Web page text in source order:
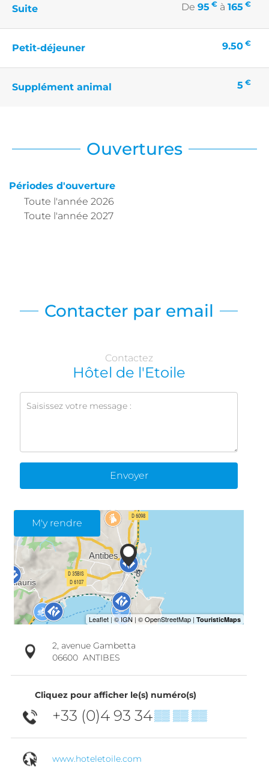
Suite De 95 € à 165 €
Petit-déjeuner 9.50 €
Supplément animal 5 €
Ouvertures
Périodes d'ouverture
Toute l'année 2026
Toute l'année 2027
Contacter par email
Contactez
Hôtel de l'Etoile
Envoyer
M'y rendre
2, avenue Gambetta
06600 ANTIBES
Cliquez pour afficher le(s) numéro(s)
+33 (0)4 93 34▒▒ ▒▒ ▒▒
www.hoteletoile.com